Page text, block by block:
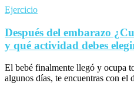
Ejercicio
Después del embarazo
y qué actividad debes
El bebé finalmente llegó y ocupa
algunos días, te encuentras con el